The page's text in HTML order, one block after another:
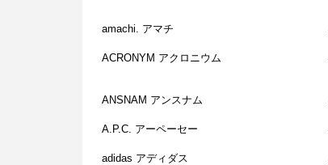
amachi. アマチ
ACRONYM アクロニウム
ANSNAM アンスナム
A.P.C. アーペーセー
adidas アディダス